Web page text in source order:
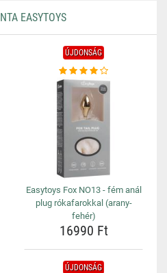
EASYTOYS
ÚJDONSÁG
Easytoys Fox NO13 - fém anál
plug rókafarokkal (arany-
fehér)
16990 Ft
ÚJDONSÁG